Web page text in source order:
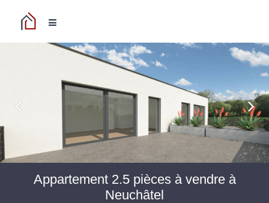
Appartement 2.5 pièces à vendre à
Neuchâtel